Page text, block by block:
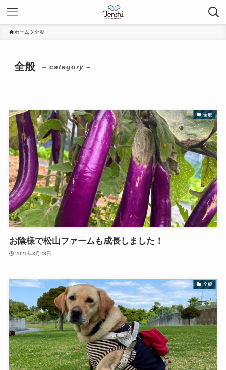
ホーム 全般
全般 – category –
全般
お陰様で松山ファームも成長しました！
2021年3月28日
全般